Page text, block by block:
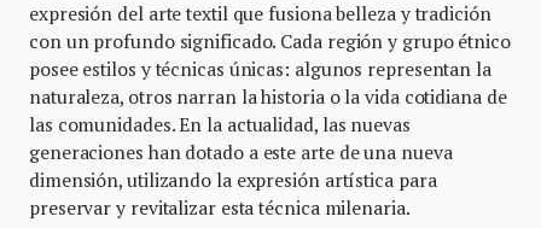
expresión del arte textil que fusiona belleza y tradición
con un profundo significado. Cada región y grupo étnico
posee estilos y técnicas únicas: algunos representan la
naturaleza, otros narran la historia o la vida cotidiana de
las comunidades. En la actualidad, las nuevas
generaciones han dotado a este arte de una nueva
dimensión, utilizando la expresión artística para
preservar y revitalizar esta técnica milenaria.